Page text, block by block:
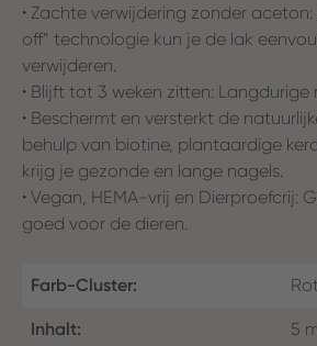
• Zachte verwijdering zonder
off” technologie kun je de lak
verwijderen.
• Blijft tot 3 weken zitten: Langdurige
• Beschermt en versterkt de
behulp van biotine, plantaardige
krijg je gezonde en lange nagels.
• Vegan, HEMA-vrij en Dierproefcrij:
goed voor de dieren.
Farb-Cluster: Rot
Inhalt: 5